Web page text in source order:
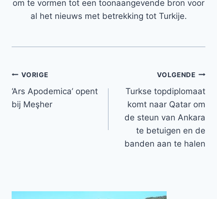
om te vormen tot een toonaangevende bron voor
al het nieuws met betrekking tot Turkije.
Bericht
navigatie
VORIGE
‘Ars Apodemica’ opent
bij Meşher
VOLGENDE
Turkse topdiplomaat
komt naar Qatar om
de steun van Ankara
te betuigen en de
banden aan te halen